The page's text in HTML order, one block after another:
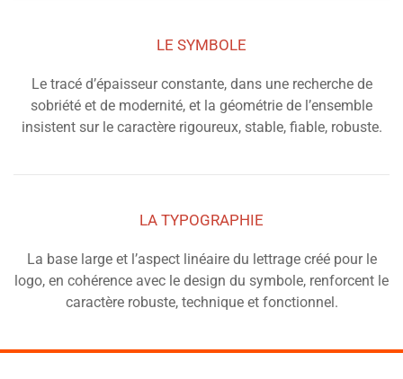
LE SYMBOLE
Le tracé d’épaisseur constante, dans une recherche de
sobriété et de modernité, et la géométrie de l’ensemble
insistent sur le caractère rigoureux, stable, fiable, robuste.
LA TYPOGRAPHIE
La base large et l’aspect linéaire du lettrage créé pour le
logo, en cohérence avec le design du symbole, renforcent le
caractère robuste, technique et fonctionnel.